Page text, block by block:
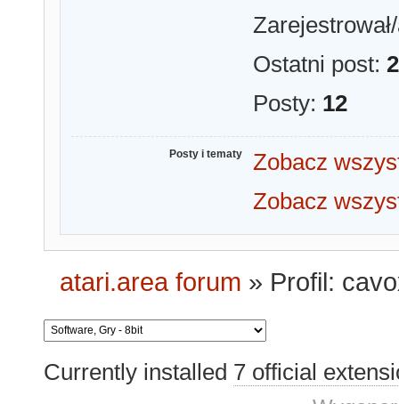
Ostatni post:
Posty: 12
Posty i tematy
Zobacz
Zobacz
atari.area forum » Profil:
Currently installed 7 official